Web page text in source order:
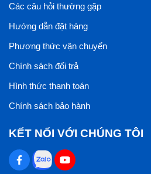
Các câu hỏi thường gặp
Hướng dẫn đặt hàng
Phương thức vận chuyển
Chính sách đổi trả
Hình thức thanh toán
Chính sách bảo hành
KẾT NỐI VỚI CHÚNG TÔI